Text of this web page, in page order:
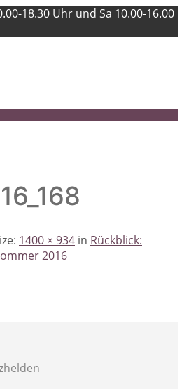
18.30 Uhr und Sa 10.00-16.00
1400 × 934 in Rückblick:
2016